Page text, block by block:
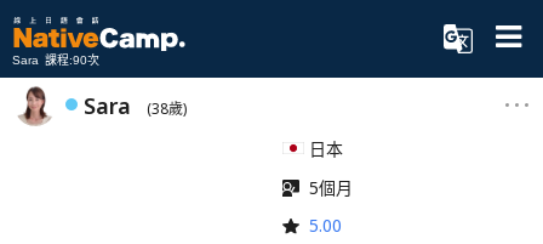
Sara 課程:90次
Sara (38歲)
日本
5個月
5.00